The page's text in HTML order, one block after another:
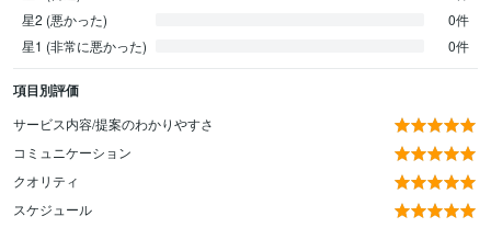
星2 (悪かった)
0件
星1 (非常に悪かった)
0件
項目別評価
サービス内容/提案のわかりやすさ
コミュニケーション
クオリティ
スケジュール